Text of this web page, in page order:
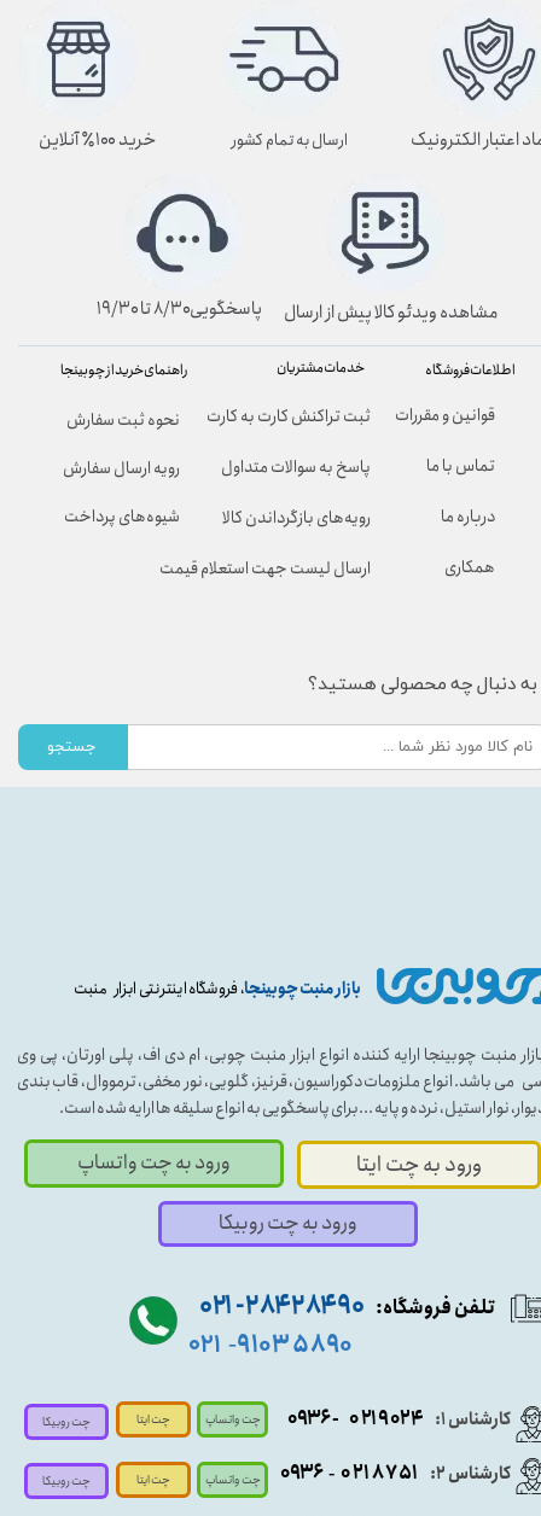
بازار منبت چوبینجا، فروشگاه اینترنتی ابزار منبت
منبت چوبینجا ارایه کننده انواع ابزار منبت چوبی، ام دی اف، پلی اورتان، پی وی
می باشد. انواع ملزومات دکوراسیون، قرنیز، گلویی، نور مخفی، ترمووال، قاب بندی
نوار استیل، نرده و پایه ...برای پاسخگویی به انواع سلیقه ها ارایه شده است.
کارشناس ۱: ۰۲۱۹۰۲۴ - ۰۹۳۶
ورود به چت ایتا ورود به چت واتساپ
تلفن فروشگاه: ۹۰ ۲۸۴ ۲۸۴- ۰۲۱
۵۸۹۰ ۹۱۰۳ -۰۲۱
کارشناس ۲: ۰۲۱۸۷۵۱ - ۰۹۳۶
ورود به چت روبیکا
چت واتساپ
چت واتساپ
چت ایتا
چت ایتا
چت روبیکا
چت روبیکا
راهنمای خرید از چوبینجا
نحوه ثبت سفارش
رویه ارسال سفارش
شیوه‌های پرداخت
خدمات مشتریان
ثبت تراکنش کارت به کارت
پاسخ به سوالات متداول
رویه‌های بازگرداندن کالا
ارسال لیست جهت استعلام قیمت
اطلاعات فروشگاه
قوانین و مقررات
تماس با ما
درباره ما
همکاری
به دنبال چه محصولی هستید؟
جستجو
ارسال به تمام کشور
پاسخگویی۸/۳۰ تا ۱۹/۳۰
اعتبار الکترونیک خرید ۱۰۰٪ آنلاین
مشاهده ویدئو کالا پیش از ارسال